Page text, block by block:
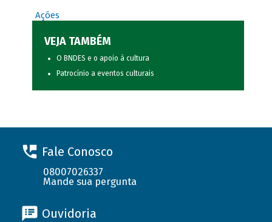
Ações
VEJA TAMBÉM
O BNDES e o apoio à cultura
Patrocínio a eventos culturais
Fale Conosco
08007026337
Mande sua pergunta
Ouvidoria